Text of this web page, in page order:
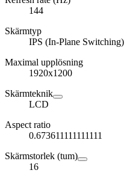
144
Skärmtyp
IPS (In-Plane Switching)
Maximal upplösning
1920x1200
Skärmteknik
LCD
Aspect ratio
0.673611111111111
Skärmstorlek (tum)
16